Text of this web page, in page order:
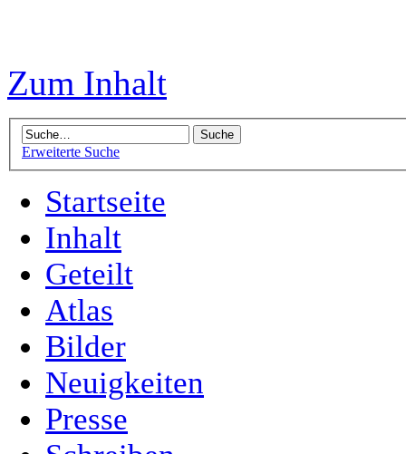
Zum Inhalt
Erweiterte Suche
Startseite
Inhalt
Geteilt
Atlas
Bilder
Neuigkeiten
Presse